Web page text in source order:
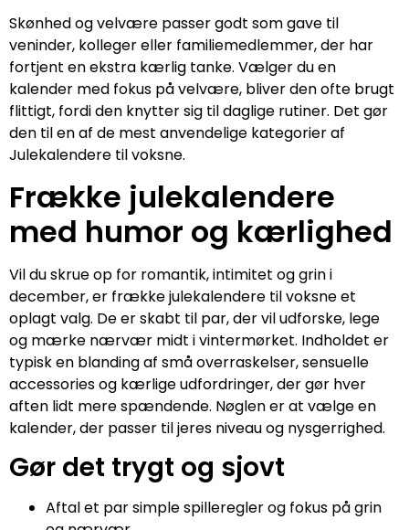
Skønhed og velvære passer godt som gave til
veninder, kolleger eller familiemedlemmer, der har
fortjent en ekstra kærlig tanke. Vælger du en
kalender med fokus på velvære, bliver den ofte brugt
flittigt, fordi den knytter sig til daglige rutiner. Det gør
den til en af de mest anvendelige kategorier af
Julekalendere til voksne.
Frække julekalendere
med humor og kærlighed
Vil du skrue op for romantik, intimitet og grin i
december, er frække julekalendere til voksne et
oplagt valg. De er skabt til par, der vil udforske, lege
og mærke nærvær midt i vintermørket. Indholdet er
typisk en blanding af små overraskelser, sensuelle
accessories og kærlige udfordringer, der gør hver
aften lidt mere spændende. Nøglen er at vælge en
kalender, der passer til jeres niveau og nysgerrighed.
Gør det trygt og sjovt
Aftal et par simple spilleregler og fokus på grin